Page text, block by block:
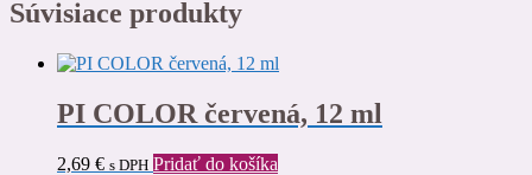
Súvisiace produkty
PI COLOR červená, 12 ml
2,69 € s DPH Pridať do košíka